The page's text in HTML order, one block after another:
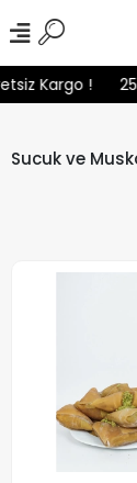
Kargo !
Sucuk ve